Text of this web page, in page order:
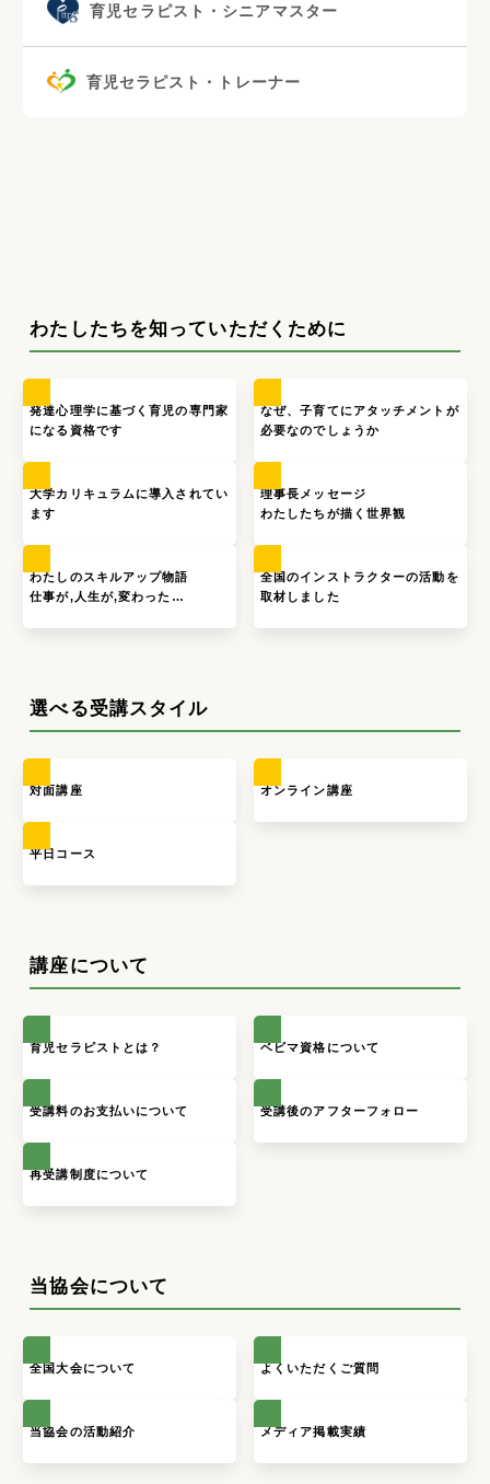
育児セラピスト・シニアマスター
育児セラピスト・トレーナー
わたしたちを知っていただくために
発達心理学に基づく育児の専門家
になる資格です
なぜ、子育てにアタッチメントが
必要なのでしょうか
大学カリキュラムに導入されてい
ます
理事長メッセージ
わたしたちが描く世界観
わたしのスキルアップ物語
仕事が,人生が,変わった…
全国のインストラクターの活動を
取材しました
選べる受講スタイル
対面講座 オンライン講座
平日コース
講座について
育児セラピストとは？ ベビマ資格について
受講料のお支払いについて 受講後のアフターフォロー
再受講制度について
当協会について
全国大会について よくいただくご質問
当協会の活動紹介 メディア掲載実績